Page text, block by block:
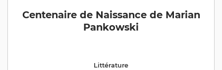
Centenaire de Naissance de Marian
Pankowski
Littérature